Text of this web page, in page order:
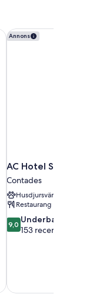
Annons
AC Hotel
Contades
Husdjursvänligt
Restaurang
9.0
av
9,0 Underbart
153 recensioner
AC Hotel Strasbourg